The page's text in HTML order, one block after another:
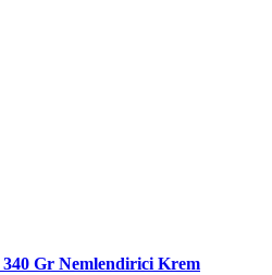
Gr Nemlendirici Krem